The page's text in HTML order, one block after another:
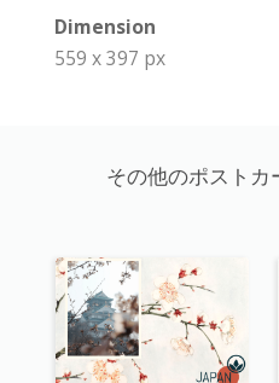
Dimension
559 x 397 px
その他のポストカ